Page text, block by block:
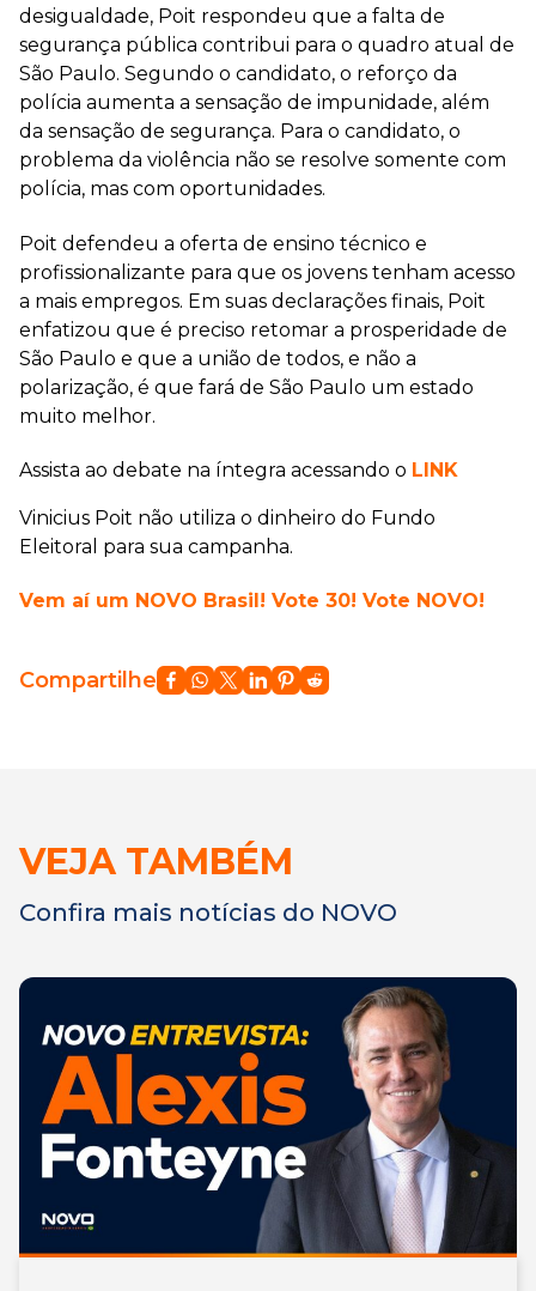
desigualdade, Poit respondeu que a falta de
segurança pública contribui para o quadro atual de
São Paulo. Segundo o candidato, o reforço da
polícia aumenta a sensação de impunidade, além
da sensação de segurança. Para o candidato, o
problema da violência não se resolve somente com
polícia, mas com oportunidades.
Poit defendeu a oferta de ensino técnico e
profissionalizante para que os jovens tenham acesso
a mais empregos. Em suas declarações finais, Poit
enfatizou que é preciso retomar a prosperidade de
São Paulo e que a união de todos, e não a
polarização, é que fará de São Paulo um estado
muito melhor.
Assista ao debate na íntegra acessando o LINK
Vinicius Poit não utiliza o dinheiro do Fundo
Eleitoral para sua campanha.
Vem aí um NOVO Brasil! Vote 30! Vote NOVO!
Compartilhe
VEJA TAMBÉM
Confira mais notícias do NOVO